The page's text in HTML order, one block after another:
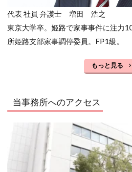
代表 社員 弁護士 増田 浩之
東京大学卒。姫路で家事事件に注力
所姫路支部家事調停委員。FP1級。
もっと見る
当事務所へのアクセス